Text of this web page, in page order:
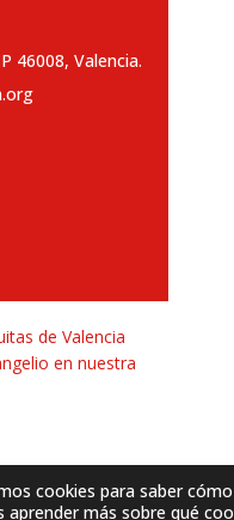
46008, Valencia.
de Valencia
en nuestra
cookies para saber
aprender más sobre qué